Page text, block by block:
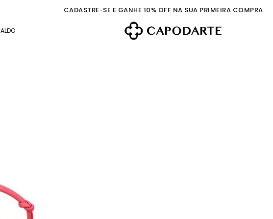
CADASTRE-SE E GANHE 10% OFF NA SUA PRIMEIRA COMPRA